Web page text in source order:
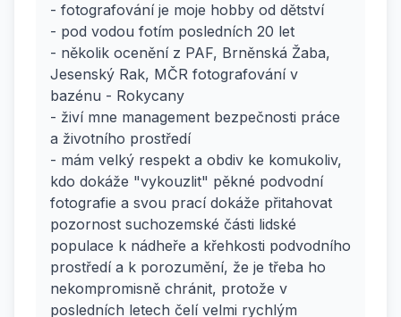
- fotografování je moje hobby od dětství
- pod vodou fotím posledních 20 let
- několik ocenění z PAF, Brněnská Žaba,
Jesenský Rak, MČR fotografování v
bazénu - Rokycany
- živí mne management bezpečnosti práce
a životního prostředí
- mám velký respekt a obdiv ke komukoliv,
kdo dokáže "vykouzlit" pěkné podvodní
fotografie a svou prací dokáže přitahovat
pozornost suchozemské části lidské
populace k nádheře a křehkosti podvodního
prostředí a k porozumění, že je třeba ho
nekompromisně chránit, protože v
posledních letech čelí velmi rychlým